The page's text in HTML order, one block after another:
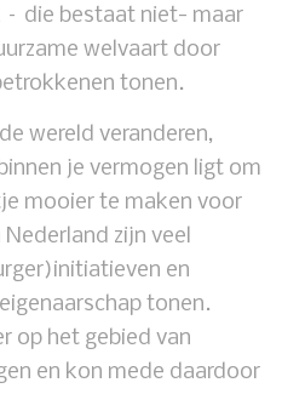
– die bestaat niet- maar
welvaart door
tonen.
wereld veranderen,
je vermogen ligt om
mooier te maken voor
zijn veel
en
tonen.
op het gebied van
en kon mede daardoor